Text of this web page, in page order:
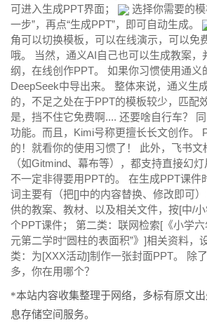
可进入生成PPT界面；
选择你需要的
一步”，再点“生成PPT”，即可自动生成。
角可以切换模板，可以在线演示，可以免
哦。 当然，通义AI自己也可以生成教案，
纲，在线创作PPT。 如果你习惯使用通义
DeepSeek中导出来。 整体来说，通义生
的，不足之处在于PPT的模板较少，匹配
是，挡不住它免费啊.... 还要啥自行车？
功能。而且，Kimi号称更擅长长文创作。
的！就看你的使用习惯了！ 此外，飞书文
（如Gitmind、幕布等），都支持直接幻灯
不一定非得要用PPT的。 在生成PPT课件
词主要有（把[]中的内容替换、修改即可
供的教案、教材、以及相关文件，按[中/小
个PPT课件；
第二类：联网检索[《小学
元第二学时“圆柱的表面积”》]相关资料，
类：为[XXX活动]制作一张封面PPT。
除
多，你在用哪个？
*本站内容收集整理于网络，多标有原文
息存储空间服务。